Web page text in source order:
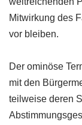
Mitwirkung des
vor bleiben.
Der ominöse
mit den
teilweise deren